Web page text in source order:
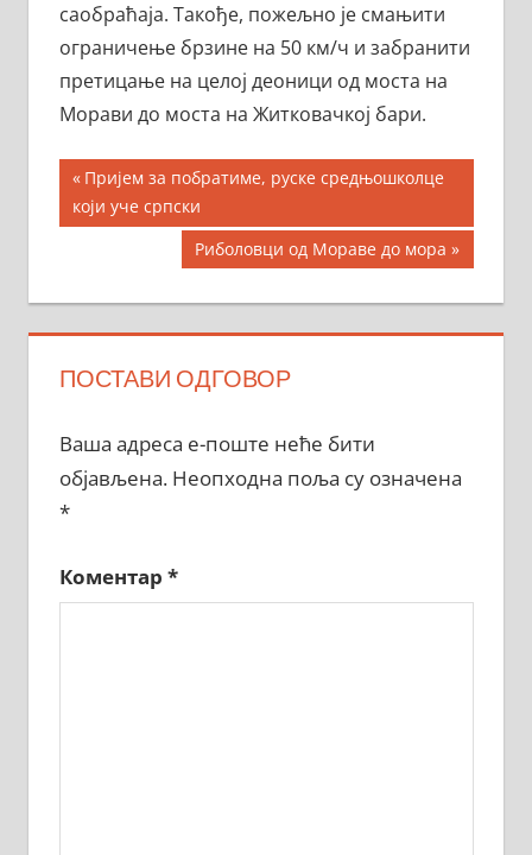
саобраћаја. Такође, пожељно је смањити
ограничење брзине на 50 км/ч и забранити
претицање на целој деоници од моста на
Морави до моста на Житковачкој бари.
Кретање
чланка
Previous
Post:
Пријем за побратиме, руске средњошколце
који уче српски
Next
Post:
Риболовци од Мораве до мора
ПОСТАВИ ОДГОВОР
Ваша адреса е-поште неће бити
објављена. Неопходна поља су означена
*
Коментар *